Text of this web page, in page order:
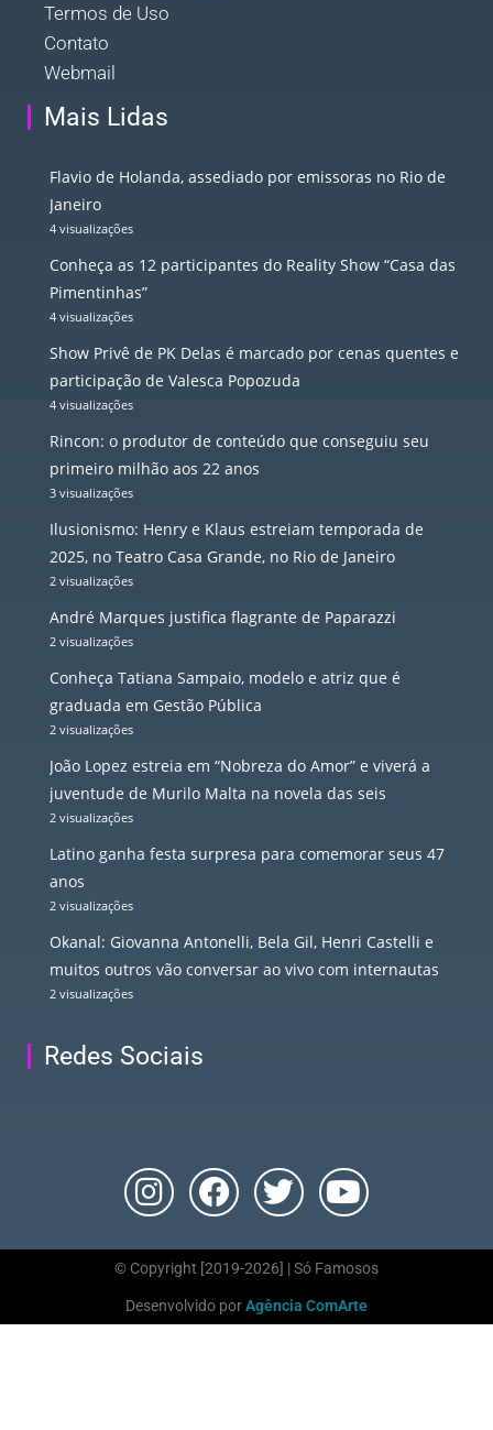
Termos de Uso
Contato
Webmail
Mais Lidas
Flavio de Holanda, assediado por emissoras no Rio de
Janeiro
4 visualizações
Conheça as 12 participantes do Reality Show “Casa das
Pimentinhas”
4 visualizações
Show Privê de PK Delas é marcado por cenas quentes e
participação de Valesca Popozuda
4 visualizações
Rincon: o produtor de conteúdo que conseguiu seu
primeiro milhão aos 22 anos
3 visualizações
Ilusionismo: Henry e Klaus estreiam temporada de
2025, no Teatro Casa Grande, no Rio de Janeiro
2 visualizações
André Marques justifica flagrante de Paparazzi
2 visualizações
Conheça Tatiana Sampaio, modelo e atriz que é
graduada em Gestão Pública
2 visualizações
João Lopez estreia em “Nobreza do Amor” e viverá a
juventude de Murilo Malta na novela das seis
2 visualizações
Latino ganha festa surpresa para comemorar seus 47
anos
2 visualizações
Okanal: Giovanna Antonelli, Bela Gil, Henri Castelli e
muitos outros vão conversar ao vivo com internautas
2 visualizações
Redes Sociais
© Copyright [2019-2026] | Só Famosos
Desenvolvido porAgência ComArte